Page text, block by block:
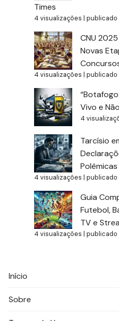
Times
4 visualizações |
CNU
Novas
4 visualizações |publicado
Vivo e
4
Tarcísio
Polêmicas
4 visualizações |publicado
Guia
Futebol,
TV e
4 visualizações |
Início
Sobre